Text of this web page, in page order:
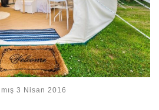
3 Nisan 2016